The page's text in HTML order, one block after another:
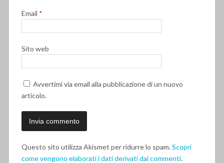
Email *
Sito web
Avvertimi via email alla pubblicazione di un nuovo
articolo.
Questo sito utilizza Akismet per ridurre lo spam.Scopri
come vengono elaborati i dati derivati dai commenti.